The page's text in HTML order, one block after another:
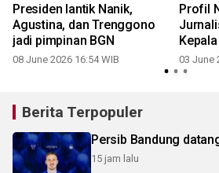
Presiden lantik Nanik,
Agustina, dan Trenggono
jadi pimpinan BGN
08 June 2026 16:54 WIB
Profil
Kepala
03 June
Berita Terpopuler
Persib Bandung
15 jam lalu